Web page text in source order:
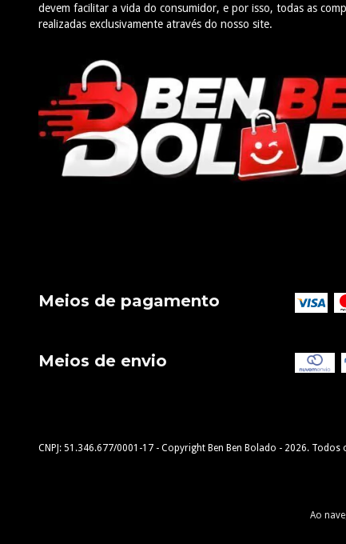
Ao
devem facilitar a vida do consumidor, e por isso, todas as
realizadas exclusivamente através do nosso site.
Meios de pagamento
Meios de envio
Copyright Ben Ben Bolado - 2026. Todos